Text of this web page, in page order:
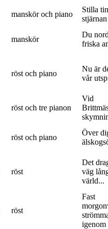
manskör och piano
Stilla
stjärnan
manskör
Du
friska
röst och piano
Nu är
vår
röst och tre pianon
Vid
röst och piano
Över
röst
Det
väg
värld...
röst
Fast
igenom